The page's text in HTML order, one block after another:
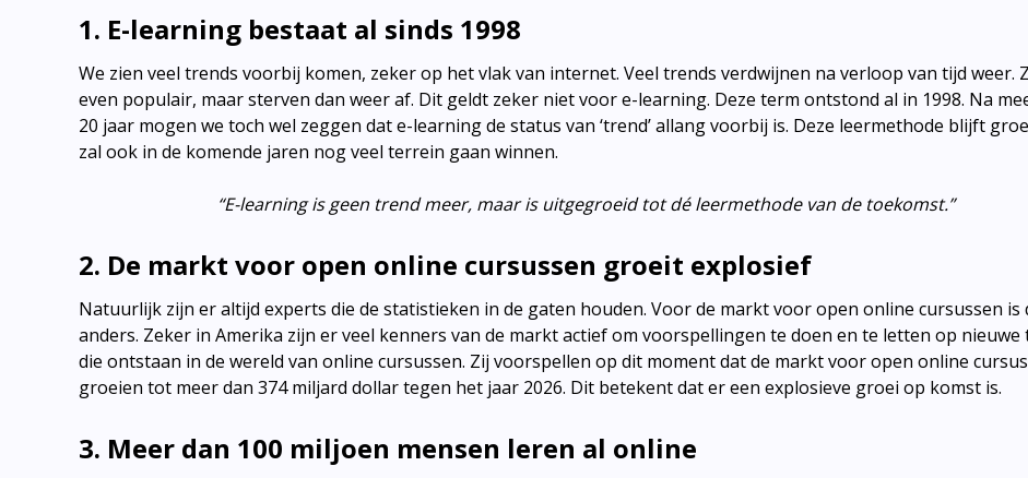
1. E-learning bestaat al sinds 1998
We zien veel trends voorbij komen, zeker op het vlak van internet. Veel trends verdwijnen na verloop van tijd weer.
even populair, maar sterven dan weer af. Dit geldt zeker niet voor e-learning. Deze term ontstond al in 1998. Na
20 jaar mogen we toch wel zeggen dat e-learning de status van ‘trend’ allang voorbij is. Deze leermethode blijft
zal ook in de komende jaren nog veel terrein gaan winnen.
“E-learning is geen trend meer, maar is uitgegroeid tot dé leermethode van de toekomst.”
2. De markt voor open online cursussen groeit explosief
Natuurlijk zijn er altijd experts die de statistieken in de gaten houden. Voor de markt voor open online cursussen is
anders. Zeker in Amerika zijn er veel kenners van de markt actief om voorspellingen te doen en te letten op nieuwe
die ontstaan in de wereld van online cursussen. Zij voorspellen op dit moment dat de markt voor open online
groeien tot meer dan 374 miljard dollar tegen het jaar 2026. Dit betekent dat er een explosieve groei op komst is.
3. Meer dan 100 miljoen mensen leren al online